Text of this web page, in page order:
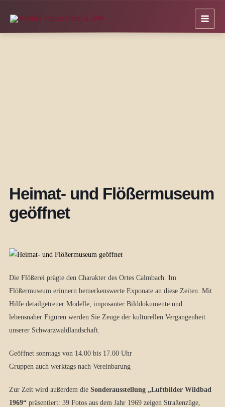
Inhalt
springen
Heimat- und Flößermuseum
geöffnet
Die Flößerei prägte den Charakter des Ortes Calmbach. Im
Flößermuseum erinnern bemerkenswerte Exponate an diese Zeiten. Mit
Hilfe detailgetreuer Modelle, imposanter Bilddokumente und
lebensnaher Figuren werden Sie Zeuge der kulturellen Vergangenheit
unserer Schwarzwaldlandschaft.
Geöffnet sonntags von 14.00 bis 17.00 Uhr
Gruppen auch werktags nach Vereinbarung
Zur Zeit wird außerdem die Sonderausstellung „Luftbilder Wildbad
1969“präsentiert: 39 Fotos aus dem Jahr 1969 zeigen Straßenzüge,